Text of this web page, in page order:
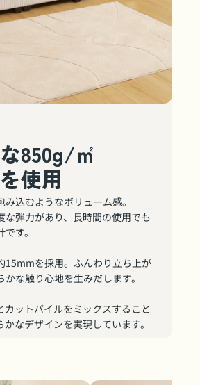
850g/㎡
使用
込むようなボリューム感。
な弾力があり、長時間の使用でも
す。
15mmを採用。ふんわり立ち上が
な触り心地を生みだします。
カットパイルをミックスすること
なデザインを実現しています。